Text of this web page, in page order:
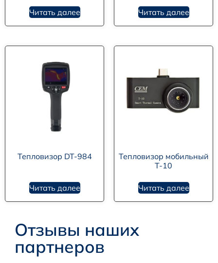
Читать далее Читать далее
Тепловизор DT-984
Читать далее
Тепловизор мобильный
T-10
Читать далее
Отзывы наших
партнеров